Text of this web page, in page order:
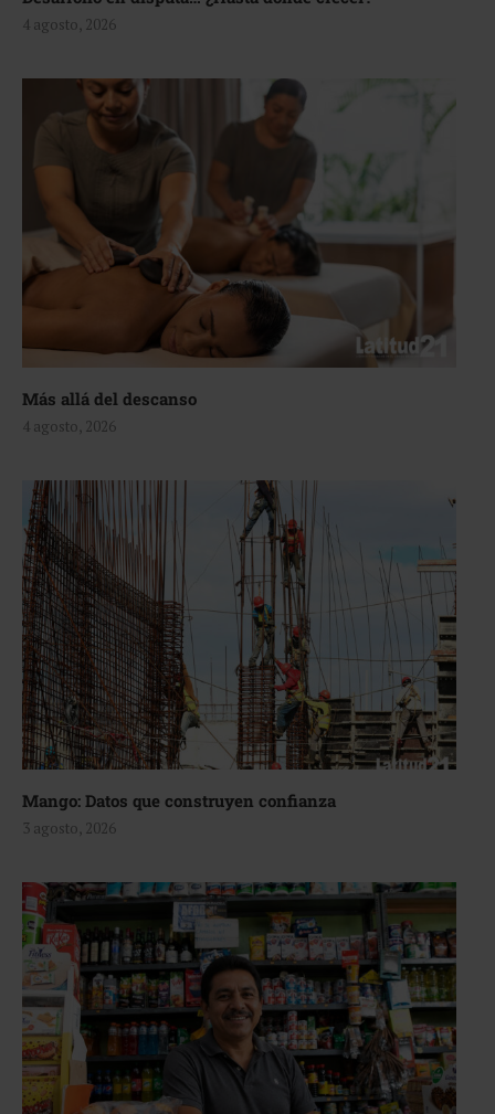
4 agosto, 2026
Más allá del descanso
4 agosto, 2026
Mango: Datos que construyen confianza
3 agosto, 2026